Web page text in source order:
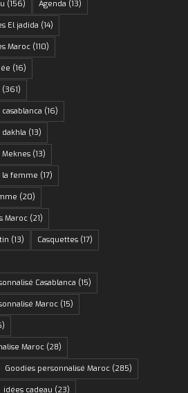
(156) Agenda (13)
El jadida (14)
Maroc (110)
(16)
(361)
(16)
(13)
(13)
la femme (17)
(20)
Maroc (21)
(13) Casquettes (17)
Casablanca (15)
Maroc (15)
Maroc (28)
Goodies personnalisé Maroc (285)
idées cadeau (23)